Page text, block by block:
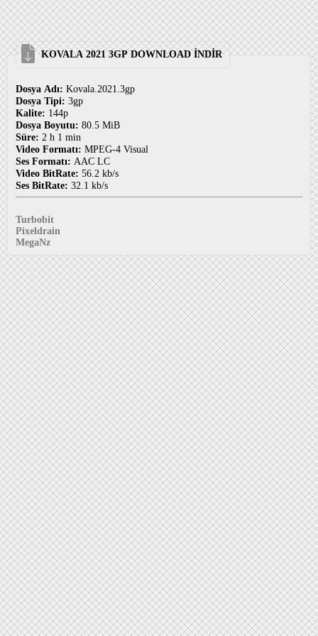
KOVALA 2021 3GP DOWNLOAD İNDİR
Dosya Adı: Kovala.2021.3gp
Dosya Tipi: 3gp
Kalite: 144p
Dosya Boyutu: 80.5 MiB
Süre: 2 h 1 min
Video Formatı: MPEG-4 Visual
Ses Formatı: AAC LC
Video BitRate: 56.2 kb/s
Ses BitRate: 32.1 kb/s
Turbobit
Pixeldrain
MegaNz